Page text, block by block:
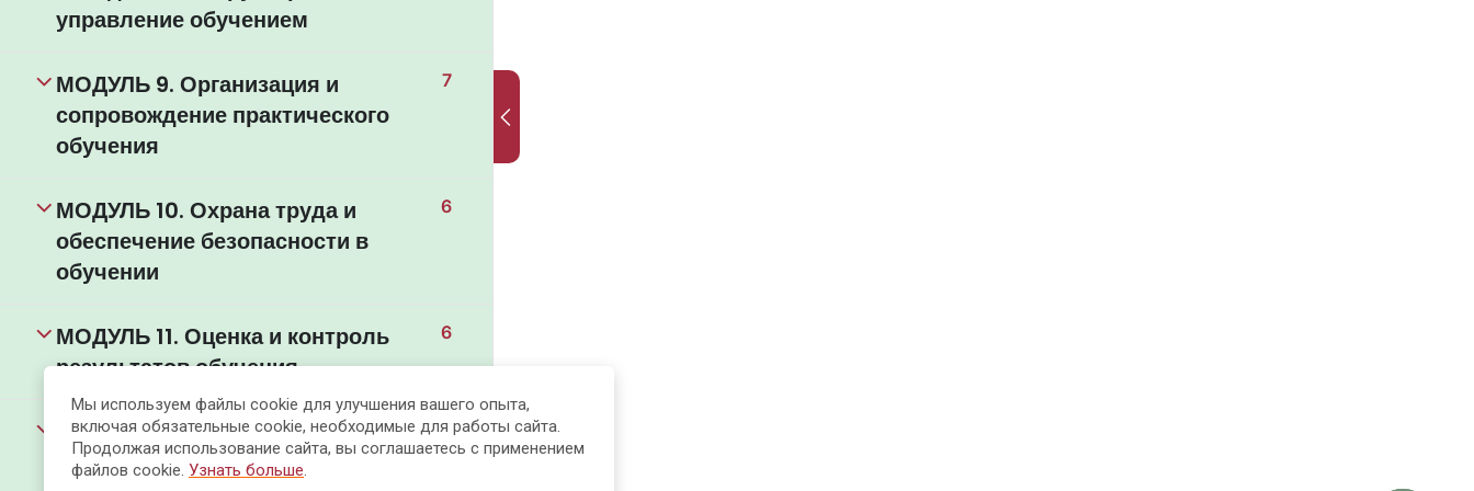
управление обучением
МОДУЛЬ 9. Организация и
сопровождение практического
обучения
7
МОДУЛЬ 10. Охрана труда и
обеспечение безопасности в
обучении
6
МОДУЛЬ 11. Оценка и контроль
результатов обучения
6
МОДУЛЬ 12. Система доведения
обучающегося до
10
Мы используем файлы cookie для улучшения вашего опыта,
включая обязательные cookie, необходимые для работы сайта.
Продолжая использование сайта, вы соглашаетесь с применением
файлов cookie. Узнать больше.